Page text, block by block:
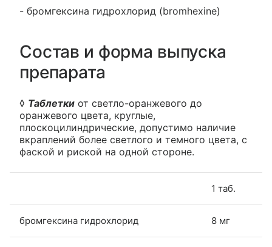
- бромгексина гидрохлорид (bromhexine)
Состав и форма выпуска
препарата
◊ Таблетки от светло-оранжевого до
оранжевого цвета, круглые,
плоскоцилиндрические, допустимо наличие
вкраплений более светлого и темного цвета, с
фаской и риской на одной стороне.
1 таб.
бромгексина гидрохлорид 8 мг